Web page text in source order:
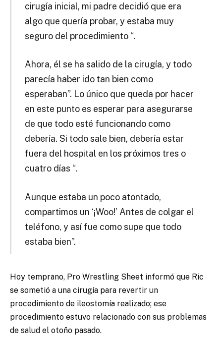
cirugía inicial, mi padre decidió que era
algo que quería probar, y estaba muy
seguro del procedimiento “.
Ahora, él se ha salido de la cirugía, y todo
parecía haber ido tan bien como
esperaban”. Lo único que queda por hacer
en este punto es esperar para asegurarse
de que todo esté funcionando como
debería. Si todo sale bien, debería estar
fuera del hospital en los próximos tres o
cuatro días “.
Aunque estaba un poco atontado,
compartimos un ‘¡Woo!’ Antes de colgar el
teléfono, y así fue como supe que todo
estaba bien”.
Hoy temprano, Pro Wrestling Sheet informó que Ric
se sometió a una cirugía para revertir un
procedimiento de ileostomía realizado; ese
procedimiento estuvo relacionado con sus problemas
de salud el otoño pasado.